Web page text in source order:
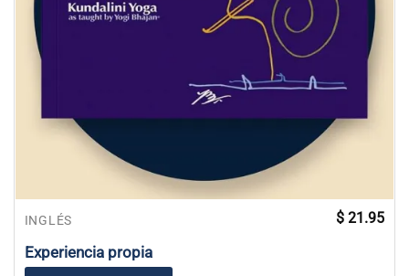
INGLÉS
Experiencia propia
$ 21.95